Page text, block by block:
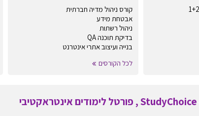
קורס ניהול מדיה חברתית
אבטחת מידע
ניהול רשתות
בדיקת תוכנה QA
בנייה ועיצוב אתרי אינטרנט
לכל הקורסים